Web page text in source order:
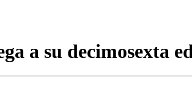
a su decimosexta